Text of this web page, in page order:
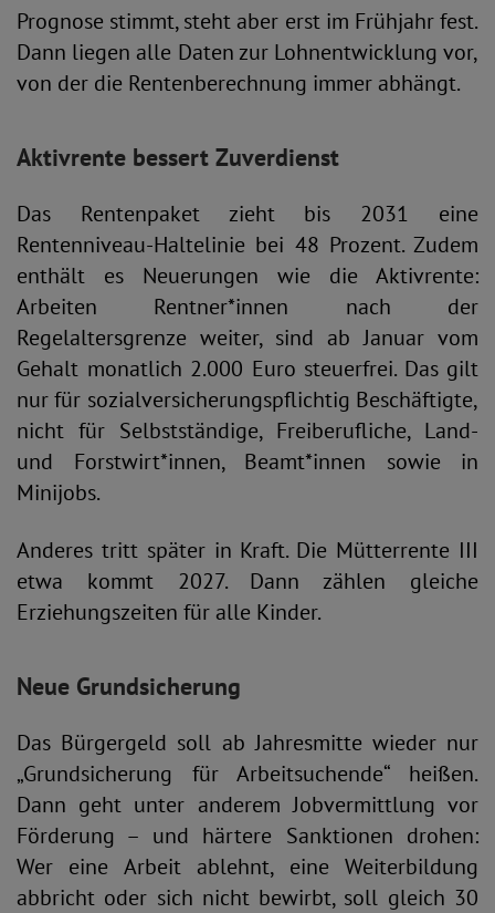
Prognose stimmt, steht aber erst im Frühjahr fest.
Dann liegen alle Daten zur Lohnentwicklung vor,
von der die Rentenberechnung immer abhängt.
Aktivrente bessert Zuverdienst
Das Rentenpaket zieht bis 2031 eine
Rentenniveau-Haltelinie bei 48 Prozent. Zudem
enthält es Neuerungen wie die Aktivrente:
Arbeiten Rentner*innen nach der
Regelaltersgrenze weiter, sind ab Januar vom
Gehalt monatlich 2.000 Euro steuerfrei. Das gilt
nur für sozialversicherungspflichtig Beschäftigte,
nicht für Selbstständige, Freiberufliche, Land-
und Forstwirt*innen, Beamt*innen sowie in
Minijobs.
Anderes tritt später in Kraft. Die Mütterrente III
etwa kommt 2027. Dann zählen gleiche
Erziehungszeiten für alle Kinder.
Neue Grundsicherung
Das Bürgergeld soll ab Jahresmitte wieder nur
„Grundsicherung für Arbeitsuchende“ heißen.
Dann geht unter anderem Jobvermittlung vor
Förderung – und härtere Sanktionen drohen:
Wer eine Arbeit ablehnt, eine Weiterbildung
abbricht oder sich nicht bewirbt, soll gleich 30